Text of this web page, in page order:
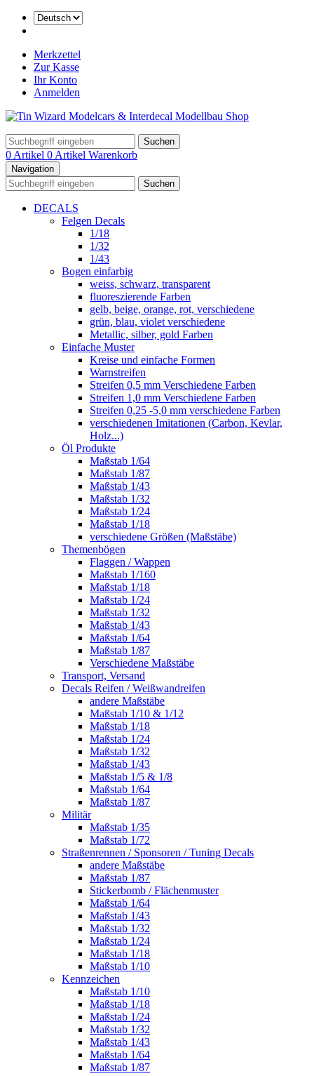
Merkzettel
Zur Kasse
Ihr Konto
Anmelden
Suchen
0 Artikel 0 Artikel Warenkorb
Navigation
Suchen
DECALS
Felgen Decals
1/18
1/32
1/43
Bogen einfarbig
weiss, schwarz, transparent
fluoreszierende Farben
gelb, beige, orange, rot, verschiedene
grün, blau, violet verschiedene
Metallic, silber, gold Farben
Einfache Muster
Kreise und einfache Formen
Warnstreifen
Streifen 0,5 mm Verschiedene Farben
Streifen 1,0 mm Verschiedene Farben
Streifen 0,25 -5,0 mm verschiedene Farben
verschiedenen Imitationen (Carbon, Kevlar,
Holz...)
Öl Produkte
Maßstab 1/64
Maßstab 1/87
Maßstab 1/43
Maßstab 1/32
Maßstab 1/24
Maßstab 1/18
verschiedene Größen (Maßstäbe)
Themenbögen
Flaggen / Wappen
Maßstab 1/160
Maßstab 1/18
Maßstab 1/24
Maßstab 1/32
Maßstab 1/43
Maßstab 1/64
Maßstab 1/87
Verschiedene Maßstäbe
Transport, Versand
Decals Reifen / Weißwandreifen
andere Maßstäbe
Maßstab 1/10 & 1/12
Maßstab 1/18
Maßstab 1/24
Maßstab 1/32
Maßstab 1/43
Maßstab 1/5 & 1/8
Maßstab 1/64
Maßstab 1/87
Militär
Maßstab 1/35
Maßstab 1/72
Straßenrennen / Sponsoren / Tuning Decals
andere Maßstäbe
Maßstab 1/87
Stickerbomb / Flächenmuster
Maßstab 1/64
Maßstab 1/43
Maßstab 1/32
Maßstab 1/24
Maßstab 1/18
Maßstab 1/10
Kennzeichen
Maßstab 1/10
Maßstab 1/18
Maßstab 1/24
Maßstab 1/32
Maßstab 1/43
Maßstab 1/64
Maßstab 1/87